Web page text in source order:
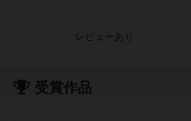
レビューあり
受賞作品